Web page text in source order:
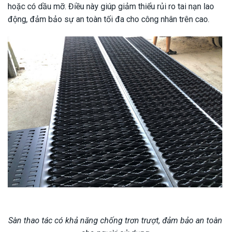
hoặc có dầu mỡ. Điều này giúp giảm thiểu rủi ro tai nạn lao
động, đảm bảo sự an toàn tối đa cho công nhân trên cao.
Sàn thao tác có khả năng chống trơn trượt, đảm bảo an toàn